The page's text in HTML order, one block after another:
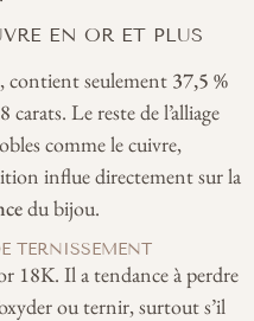
EN OR ET PLUS
contient seulement 37,5 %
Le reste de l’alliage
comme le cuivre,
influe directement sur la
du bijou.
TERNISSEMENT
18K. Il a tendance à perdre
ou ternir, surtout s’il